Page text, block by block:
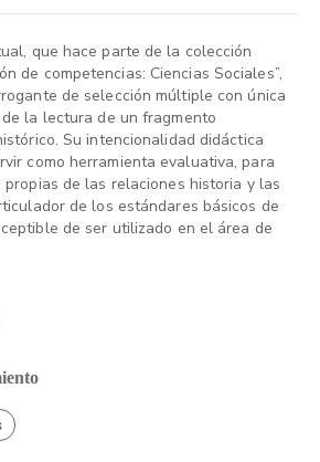
que hace parte de la colección
de competencias: Ciencias Sociales”,
de selección múltiple con única
la lectura de un fragmento
Su intencionalidad didáctica
como herramienta evaluativa, para
de las relaciones historia y las
de los estándares básicos de
de ser utilizado en el área de